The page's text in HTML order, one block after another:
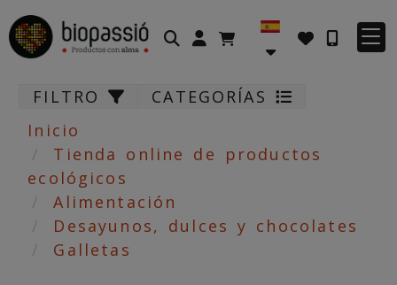
Identifícate
FILTRO
CATEGORÍAS
Inicio
Tienda online de productos
ecológicos
Alimentación
Desayunos, dulces y chocolates
Galletas